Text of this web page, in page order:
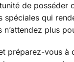
de posséder
spéciales qui
plus
préparez-vous